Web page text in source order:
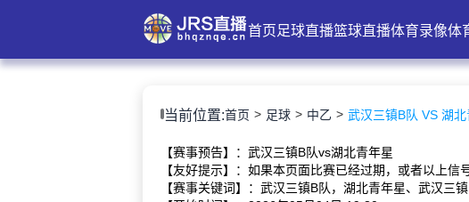
首页足球直播篮球直播体育录像体
当前位置:首页 足球 中乙 武汉三镇B队 VS 湖
【赛事预告】：武汉三镇B队vs湖北青年星
【友好提示】：如果本页面比赛已经过期，或者以上
【赛事关键词】：武汉三镇B队，湖北青年星、武汉三